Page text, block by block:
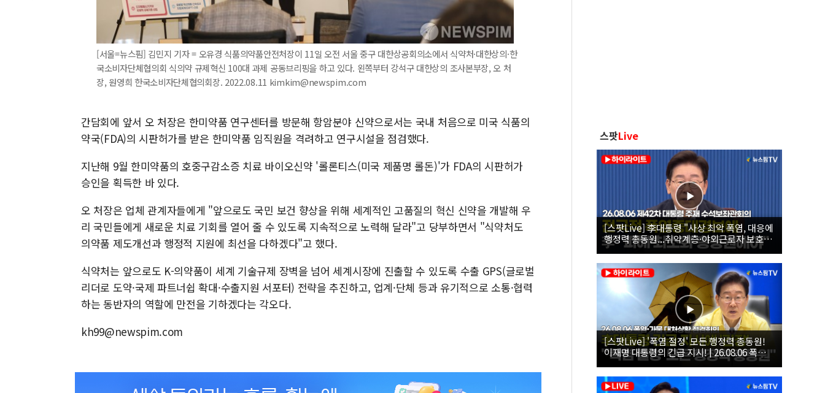
[서울=뉴스핌] 김민지 기자 = 오유경 식품의약품안전처장이 11일 오전 서울 중구 대한상공회의소에서 식약처·대한상의·한
국소비자단체협의회 식의약 규제혁신 100대 과제 공동브리핑을 하고 있다. 왼쪽부터 강석구 대한상의 조사본부장, 오 처
장, 원영희 한국소비자단체협의회장. 2022.08.11 kimkim@newspim.com
간담회에 앞서 오 처장은 한미약품 연구센터를 방문해 항암분야 신약으로서는 국내 처음으로 미국 식품의
약국(FDA)의 시판허가를 받은 한미약품 임직원을 격려하고 연구시설을 점검했다.
지난해 9월 한미약품의 호중구감소증 치료 바이오신약 '롤론티스(미국 제품명 롤돈)'가 FDA의 시판허가
승인을 획득한 바 있다.
오 처장은 업체 관계자들에게 "앞으로도 국민 보건 향상을 위해 세계적인 고품질의 혁신 신약을 개발해 우
리 국민들에게 새로운 치료 기회를 열어 줄 수 있도록 지속적으로 노력해 달라"고 당부하면서 "식약처도
의약품 제도개선과 행정적 지원에 최선을 다하겠다"고 했다.
식약처는 앞으로도 K-의약품이 세계 기술규제 장벽을 넘어 세계시장에 진출할 수 있도록 수출 GPS(글로벌
리더로 도약·국제 파트너쉽 확대·수출지원 서포터) 전략을 추진하고, 업계·단체 등과 유기적으로 소통·협력
하는 동반자의 역할에 만전을 기하겠다는 각오다.
kh99@newspim.com
스팟Live
[스팟Live] 李대통령 "사상 최악 폭염, 대응에
행정력 총동원...취약계층·야외근로자 보호에
힘써야"｜26.08.06 제42차 대통령 주재 수석
보좌관회의
[스팟Live] '폭염 절정' 모든 행정력 총동원!
이재명 대통령의 긴급 지시! | 26.08.06 폭염•
가뭄 대처상황 점검회의